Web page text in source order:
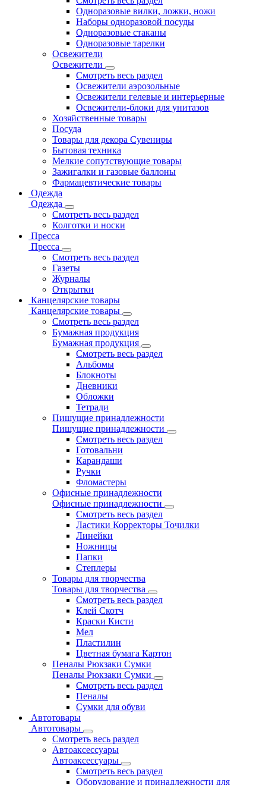
Одноразовые вилки, ложки, ножи
Наборы одноразовой посуды
Одноразовые стаканы
Одноразовые тарелки
Освежители
Освежители
Смотреть весь раздел
Освежители аэрозольные
Освежители гелевые и интерьерные
Освежители-блоки для унитазов
Хозяйственные товары
Посуда
Товары для декора Сувениры
Бытовая техника
Мелкие сопутствующие товары
Зажигалки и газовые баллоны
Фармацевтические товары
Одежда
Одежда
Смотреть весь раздел
Колготки и носки
Пресса
Пресса
Смотреть весь раздел
Газеты
Журналы
Открытки
Канцелярские товары
Канцелярские товары
Смотреть весь раздел
Бумажная продукция
Бумажная продукция
Смотреть весь раздел
Альбомы
Блокноты
Дневники
Обложки
Тетради
Пишущие принадлежности
Пишущие принадлежности
Смотреть весь раздел
Готовальни
Карандаши
Ручки
Фломастеры
Офисные принадлежности
Офисные принадлежности
Смотреть весь раздел
Ластики Корректоры Точилки
Линейки
Ножницы
Папки
Степлеры
Товары для творчества
Товары для творчества
Смотреть весь раздел
Клей Скотч
Краски Кисти
Мел
Пластилин
Цветная бумага Картон
Пеналы Рюкзаки Сумки
Пеналы Рюкзаки Сумки
Смотреть весь раздел
Пеналы
Сумки для обуви
Автотовары
Автотовары
Смотреть весь раздел
Автоаксессуары
Автоаксессуары
Смотреть весь раздел
Оборудование и принадлежности для